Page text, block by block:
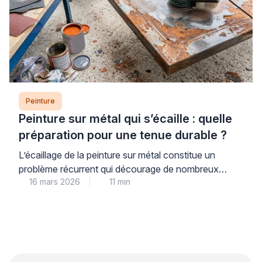
nécessite une compréhension des […]
Peinture
Peinture sur métal qui s’écaille : quelle
préparation pour une tenue durable ?
L’écaillage de la peinture sur métal constitue un
problème récurrent qui décourage de nombreux
propriétaires. Ce phénomène trouve son origine dans
16 mars 2026 11 min